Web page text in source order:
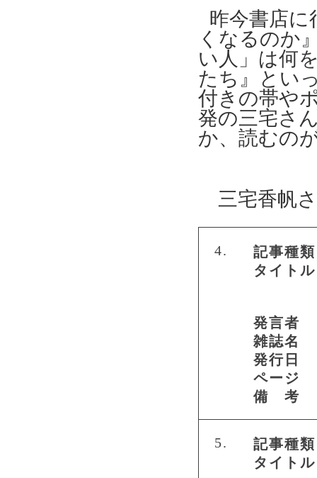
昨今書店
くなるのか
い人」は何
たち』とい
付きの帯や
発の三宅さ
か、読むの
三宅香帆
4.
記事種類
タイトル
発言者
雑誌名
発行日
ページ
備 考
5.
記事種類
タイトル